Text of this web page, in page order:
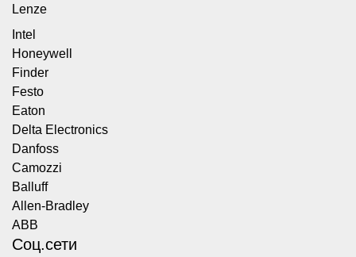
Lenze
Intel
Honeywell
Finder
Festo
Eaton
Delta Electronics
Danfoss
Camozzi
Balluff
Allen-Bradley
ABB
Соц.сети